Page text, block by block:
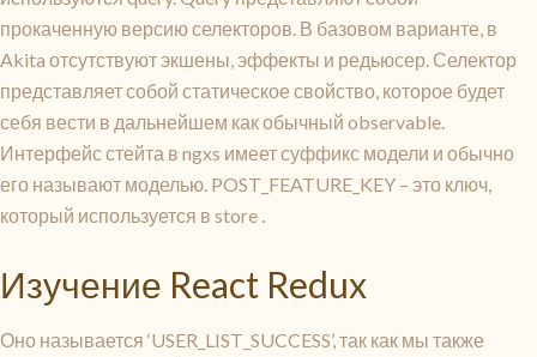
прокаченную версию селекторов. В базовом варианте, в
Akita отсутствуют экшены, эффекты и редьюсер. Селектор
представляет собой статическое свойство, которое будет
себя вести в дальнейшем как обычный observable.
Интерфейс стейта в ngxs имеет суффикс модели и обычно
его называют моделью. POST_FEATURE_KEY – это ключ,
который используется в store .
Изучение React Redux​
Оно называется ‘USER_LIST_SUCCESS’, так как мы также